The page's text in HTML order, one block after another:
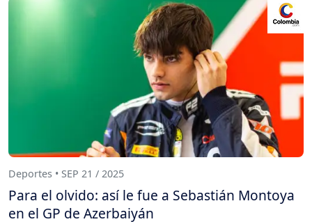
Deportes • SEP 21 / 2025
Para el olvido: así le fue a Sebastián Montoya
en el GP de Azerbaiyán